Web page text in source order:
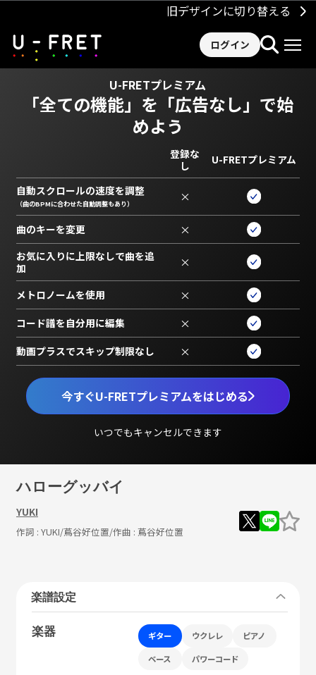
旧デザインに切り替える
ログイン
U-FRETプレミアム
「全ての機能」を 「広告なし」で始
めよう
今すぐU-FRETプレミアムをはじめる
いつでもキャンセルできます
登録な
し
U-FRETプレミアム
自動スクロールの速度を調整
（曲のBPMに合わせた自動調整もあり） ×
曲のキーを変更 ×
お気に入りに上限なしで曲を追
加
×
メトロノームを使用 ×
コード譜を自分用に編集 ×
動画プラスでスキップ制限なし ×
ハローグッバイ
YUKI
作詞 : YUKI/蔦谷好位置/作曲 : 蔦谷好位置
楽譜設定
楽器 ギター ウクレレ ピアノ
ベース パワーコード